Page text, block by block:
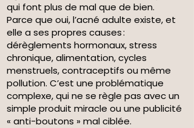
qui font plus de mal que de bien.
Parce que oui, l’acné adulte existe, et
elle a ses propres causes :
dérèglements hormonaux, stress
chronique, alimentation, cycles
menstruels, contraceptifs ou même
pollution. C’est une problématique
complexe, qui ne se règle pas avec un
simple produit miracle ou une publicité
« anti-boutons » mal ciblée.